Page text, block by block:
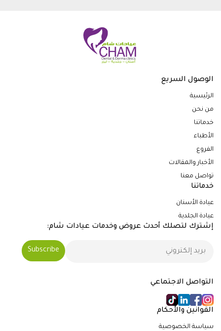
الوصول السريع
الرئيسية
من نحن
خدماتنا
الأطباء
الفروع
الأخبار والمقالات
تواصل معنا
خدماتنا
عيادة الأسنان
عيادة الجلدية
إشترك لتصلك أحدث عروض وخدمات عيادات شام:
التواصل الاجتماعي
القوانين والأحكام
سياسة الخصوصية